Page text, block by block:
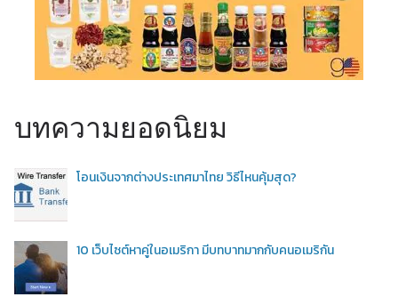
บทความยอดนิยม
โอนเงินจากต่างประเทศมาไทย วิธีไหนคุ้มสุด?
10 เว็บไซต์หาคู่ในอเมริกา มีบทบาทมากกับคนอเมริกัน